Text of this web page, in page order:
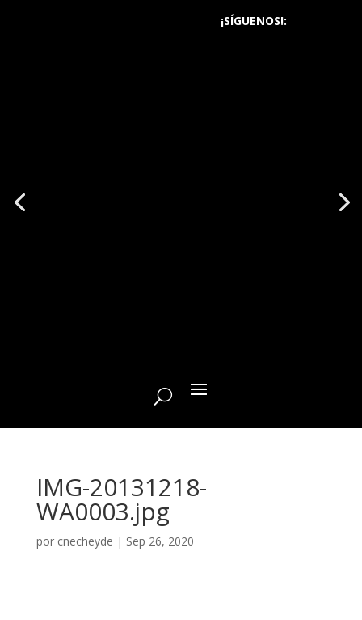
¡SÍGUENOS!:
IMG-20131218-
WA0003.jpg
por cnecheyde | Sep 26, 2020